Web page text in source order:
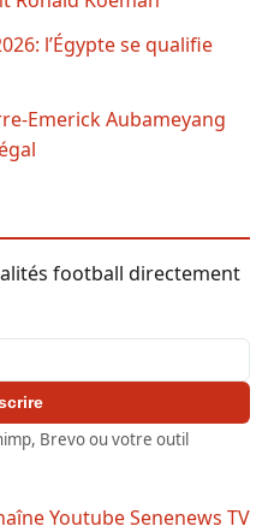
l’Égypte se qualifie
Emerick Aubameyang
football directement
Brevo ou votre outil